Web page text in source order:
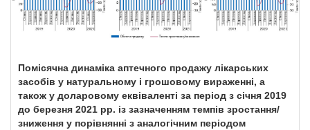
Помісячна динаміка аптечного продажу лікарських
засобів у натуральному і грошовому вираженні, а
також у доларовому еквіваленті за період з січня 2019
до березня 2021 рр. із зазначенням темпів зростання/
зниження у порівнянні з аналогічним періодом